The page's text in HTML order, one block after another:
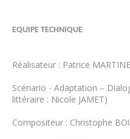
EQUIPE TECHNIQUE
Réalisateur : Patrice
Scénario - Adaptation –
littéraire : Nicole JAMET)
Compositeur : Christophe